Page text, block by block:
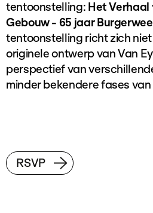
tentoonstelling: Het Verhaal
Gebouw - 65 jaar
tentoonstelling richt zich
originele ontwerp van Van
perspectief van
minder bekendere fases
RSVP